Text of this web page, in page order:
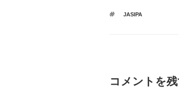
タ
JASIPA
コメントを